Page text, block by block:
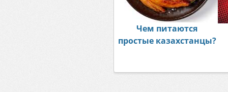
Чем питаются
простые казахстанцы?